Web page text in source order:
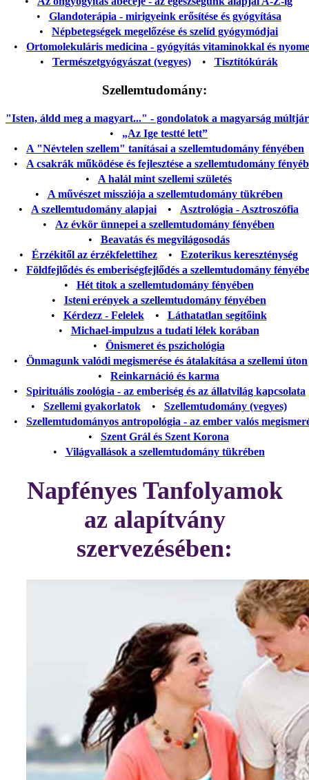
• Glandoterápia - mirigyeink erősítése és gyógyítása
• Népbetegségek megelőzése és szelíd gyógymódjai
• Ortomolekuláris medicina - gyógyítás vitaminokkal és
• Természetgyógyászat (vegyes)• Tisztítókúrák
Szellemtudomány:
"Isten, áldd meg a magyart..." - gondolatok a magyarság
• „Az Ige testté lett”
• A "Névtelen szellem" tanításai a szellemtudomány fényében
• A csakrák működése és fejlesztése a szellemtudomány
• A halál mint szellemi születés
• A művészet missziója a szellemtudomány tükrében
• A szellemtudomány alapjai • Asztrológia - Asztroszófia
• Az évkör ünnepei a szellemtudomány fényében
• Beavatás és megvilágosodás
• Érzékitől az érzékfelettihez • Ezoterikus kereszténység
• Földfejlődés és emberiségfejlődés a szellemtudomány
• Hét titok a szellemtudomány fényében
• Isteni erények a szellemtudomány fényében
• Kérdezz - Felelek• Láthatatlan segítőink
• Michael-impulzus a tudati lélek korában
• Önismeret és pszichológia
• Önmagunk valódi megismerése és átalakítása a szellemi úton
• Reinkarnáció és karma
• Spirituális zoológia - az emberiség és az állatvilág kapcsolata
• Szellemi gyakorlatok• Szellemtudomány (vegyes)
• Szellemtudományos antropológia - az ember valós
• Szent Grál és Szent Korona
• Világvallások a szellemtudomány tükrében
Napfényes Tanfolyamok
az alapítvány
szervezésében: